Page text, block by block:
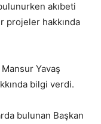
akıbeti
projeler hakkında
Yavaş
bilgi verdi.
bulunan Başkan